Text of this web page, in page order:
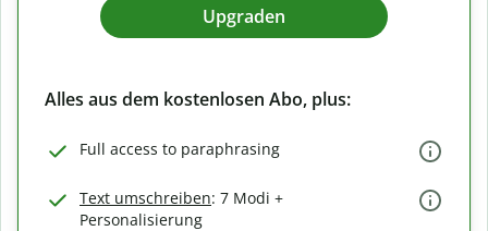
Upgraden
Alles aus dem kostenlosen Abo, plus:
Full access to paraphrasing
Text umschreiben: 7 Modi +
Personalisierung